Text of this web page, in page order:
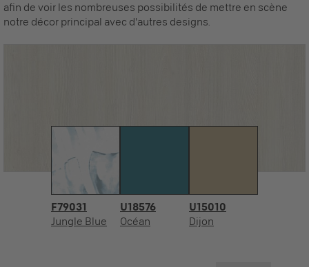
afin de voir les nombreuses possibilités de mettre en scène
notre décor principal avec d'autres designs.
F79031
Jungle Blue
U18576
Océan
U15010
Dijon